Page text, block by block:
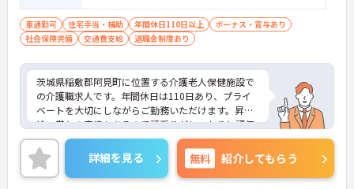
車通勤可 住宅手当・補助 年間休日110日以上
ボーナス・賞与あり
社会保険完備
交通費支給 退職金制度あり
茨城県稲敷郡阿見町に位置する介護老人保健施設で
の介護職求人です。年間休日は110日あり、プライ
ベートを大切にしながらご勤務いただけます。昇
給・賞与の実績もあるので頑張りがしっかりと評価
される環境です。マイカー通勤が可能！通勤にも便
利です。ご興味のある方には、面接対策ポイント
等、さらに詳細をお話ししますのでお気軽にご相談
ください！
詳細を見る 無料 紹介してもらう